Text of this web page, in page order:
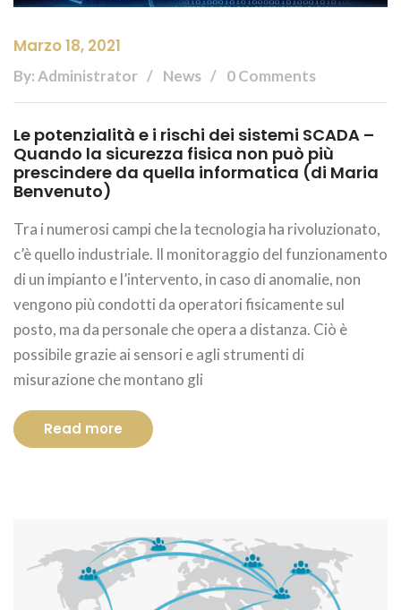
Marzo 18, 2021
By: Administrator News 0 Comments
Le potenzialità e i rischi dei sistemi SCADA –
Quando la sicurezza fisica non può più
prescindere da quella informatica (di Maria
Benvenuto)
Tra i numerosi campi che la tecnologia ha rivoluzionato,
c’è quello industriale. Il monitoraggio del funzionamento
di un impianto e l’intervento, in caso di anomalie, non
vengono più condotti da operatori fisicamente sul
posto, ma da personale che opera a distanza. Ciò è
possibile grazie ai sensori e agli strumenti di
misurazione che montano gli
Read more